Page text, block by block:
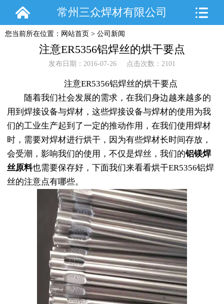
常州三众焊材有限公司
您当前所在位置： 网站首页 > 公司新闻
注意ER5356铝焊丝的烘干要点
发布日期：2016-07-26 点击次数：2101
注意ER5356铝焊丝的烘干要点
随着我们社会发展的需求，在我们身边越来越多的
用到焊接设备与焊材，这些焊接设备与焊材的使用为我
们的工业生产起到了一定的推动作用，在我们使用焊材
时，需要对焊材进行烘干，因为有些焊材长时间存放，
会受潮，影响我们的使用，不仅是焊丝，我们的铝镁焊
丝原料也需要保存好，下面我们来看看烘干ER5356铝焊
丝的注意点有哪些。